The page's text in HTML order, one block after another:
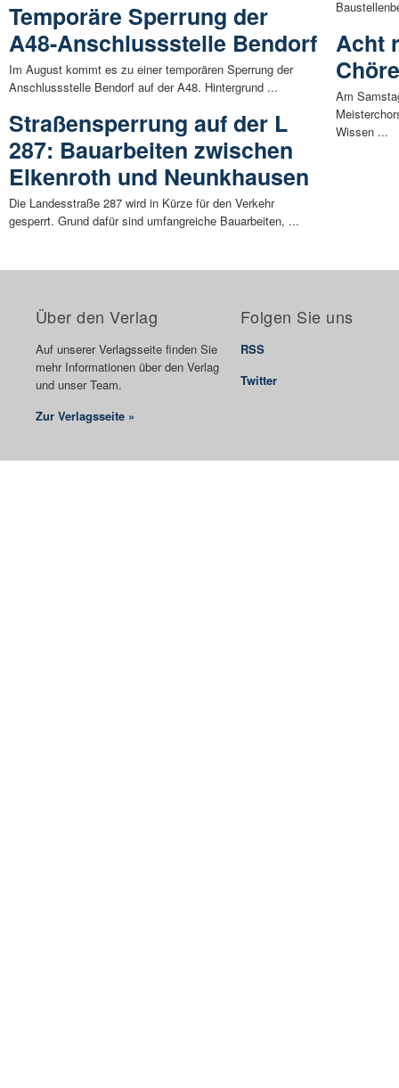
Temporäre Sperrung der
A48-Anschlussstelle Bendorf
Im August kommt es zu einer temporären Sperrung der
Anschlussstelle Bendorf auf der A48. Hintergrund ...
Straßensperrung auf der L
287: Bauarbeiten zwischen
Elkenroth und Neunkhausen
Die Landesstraße 287 wird in Kürze für den Verkehr
gesperrt. Grund dafür sind umfangreiche Bauarbeiten, ...
Acht
Am
Wissen ...
Über den Verlag
Auf unserer Verlagsseite finden Sie
mehr Informationen über den Verlag
und unser Team.
Zur Verlagsseite »
Folgen Sie uns
RSS
Twitter